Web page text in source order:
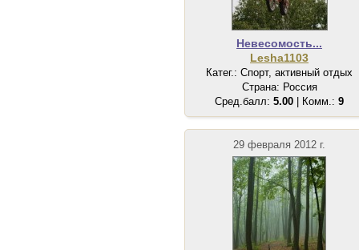
Невесомость...
Lesha1103
Катег.: Спорт, активный отдых
Страна: Россия
Сред.балл: 5.00 | Комм.: 9
29 февраля 2012 г.